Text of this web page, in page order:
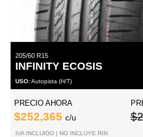
205/60 R15
INFINITY ECOSIS
USO:Autopista (H/T)
PRECIO AHORA
$252,365 c/u
IVA INCLUIDO | NO INCLUYE RIN